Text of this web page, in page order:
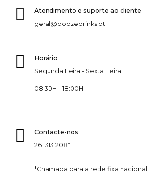
Atendimento e suporte ao cliente
geral@boozedrinks.pt
Horário
Segunda Feira - Sexta Feira
08:30H - 18:00H
Contacte-nos
261 313 208*
*Chamada para a rede fixa nacional